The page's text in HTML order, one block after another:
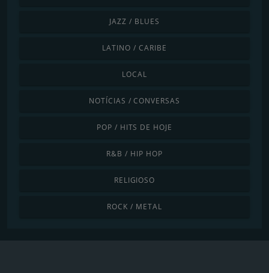
JAZZ / BLUES
LATINO / CARIBE
LOCAL
NOTÍCIAS / CONVERSAS
POP / HITS DE HOJE
R&B / HIP HOP
RELIGIOSO
ROCK / METAL